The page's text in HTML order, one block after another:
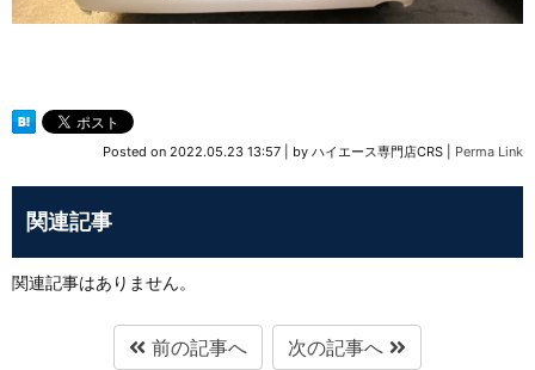
Posted on 2022.05.23 13:57 by ハイエース専門店CRS Perma Link
関連記事
関連記事はありません。
前の記事へ 次の記事へ